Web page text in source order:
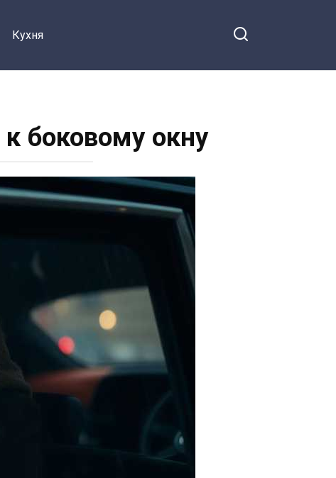
Кухня
боковому окну